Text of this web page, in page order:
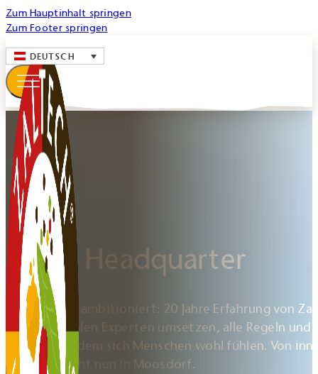
Zum Hauptinhalt springen
Zum Footer springen
DEUTSCH
Unser Headquarter
Das Ziel war ambitioniert: 20 Jahre Erfahrung von
internationalen Experten umsetzen, alle Regeln
schaffen, in dem sich Menschen wohl fühlen. Von
Ergebnis steht nun in Moosdorf.